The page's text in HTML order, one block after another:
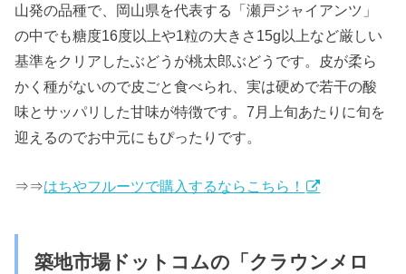
山発の品種で、岡山県を代表する「瀬戸ジャイアンツ」
の中でも糖度16度以上や1粒の大きさ15g以上など厳しい
基準をクリアしたぶどうが桃太郎ぶどうです。皮が柔ら
かく種がないので皮ごと食べられ、実は硬めで若干の酸
味とサッパリした甘味が特徴です。7月上旬あたりに旬を
迎えるのでお中元にもぴったりです。
⇒⇒はちやフルーツで購入するならこちら！
築地市場ドットコムの「クラウンメロ